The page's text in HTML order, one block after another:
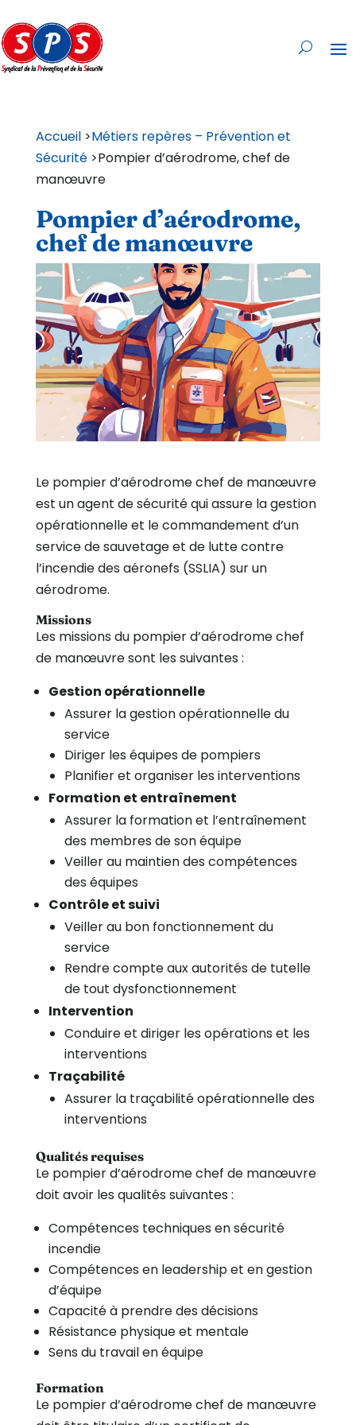
Accueil>Métiers repères – Prévention et
Sécurité>Pompier d’aérodrome, chef de
manœuvre
Pompier d’aérodrome,
chef de manœuvre
Le pompier d’aérodrome chef de manœuvre
est un agent de sécurité qui assure la gestion
opérationnelle et le commandement d’un
service de sauvetage et de lutte contre
l’incendie des aéronefs (SSLIA) sur un
aérodrome.
Missions
Les missions du pompier d’aérodrome chef
de manœuvre sont les suivantes :
Gestion opérationnelle
Assurer la gestion opérationnelle du
service
Diriger les équipes de pompiers
Planifier et organiser les interventions
Formation et entraînement
Assurer la formation et l’entraînement
des membres de son équipe
Veiller au maintien des compétences
des équipes
Contrôle et suivi
Veiller au bon fonctionnement du
service
Rendre compte aux autorités de tutelle
de tout dysfonctionnement
Intervention
Conduire et diriger les opérations et les
interventions
Traçabilité
Assurer la traçabilité opérationnelle des
interventions
Qualités requises
Le pompier d’aérodrome chef de manœuvre
doit avoir les qualités suivantes :
Compétences techniques en sécurité
incendie
Compétences en leadership et en gestion
d’équipe
Capacité à prendre des décisions
Résistance physique et mentale
Sens du travail en équipe
Formation
Le pompier d’aérodrome chef de manœuvre